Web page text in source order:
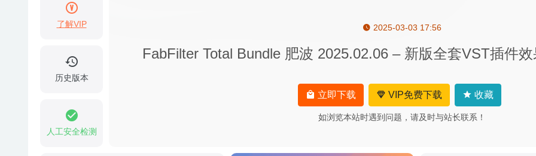
了解VIP
历史版本
人工安全检测
2025-03-03 17:56
FabFilter Total Bundle 肥波 2025.02.06 – 新版全套VST插件
立即下载 VIP免费下载 收藏
如浏览本站时遇到问题，请及时与站长联系！
Time Sink 2.2.4 – 时间跟踪管理软件 2025-02-14
Lungo 1.7.0 – 防止屏幕休眠工具 2020-05-03
战锤40K盗贼商人Warhammer 40K:Rogue Trader 1.3.1.6 中文版-回合制战